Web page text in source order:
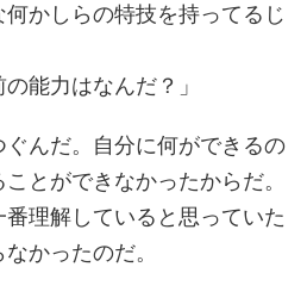
何かしらの特技を持ってるじ
能力はなんだ？」
んだ。自分に何ができるの
とができなかったからだ。
理解していると思っていた
かったのだ。